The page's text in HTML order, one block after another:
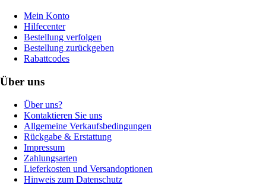
Mein Konto
Hilfecenter
Bestellung verfolgen
Bestellung zurückgeben
Rabattcodes
Über uns
Über uns?
Kontaktieren Sie uns
Allgemeine Verkaufsbedingungen
Rückgabe & Erstattung
Impressum
Zahlungsarten
Lieferkosten und Versandoptionen
Hinweis zum Datenschutz